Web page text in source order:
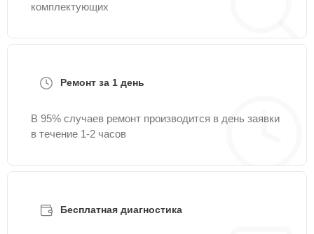
комплектующих
Ремонт за 1 день
В 95% случаев ремонт производится в день заявки
в течение 1-2 часов
Бесплатная диагностика